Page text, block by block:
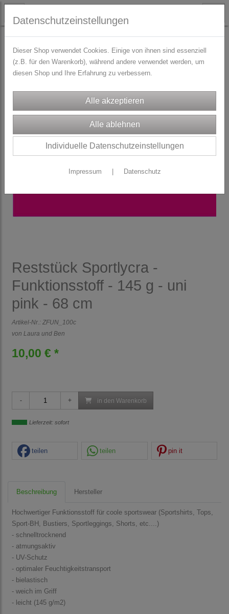
STOFFE Sportlycra / Funktionsstoff
Reststück Sportlycra -
Funktionsstoff - 145 g - uni
pink - 68 cm
Artikel-Nr.: ZFUN_100c
von Laura und Ben
10,00 € *
in den Warenkorb
Lieferzeit: sofort
teilen teilen pin it
Beschreibung Hersteller
Hochwertiger Funktionsstoff für coole sportswear (Sportshirts, Tops,
Sport-BH, Bustiers, Sportleggings, Shorts, etc....)
- schnelltrocknend
- atmungsaktiv
- UV-Schutz
- optimaler Feuchtigkeitstransport
- bielastisch
- weich im Griff
- leicht (145 g/m2)
Datenschutzeinstellungen
Dieser Shop verwendet Cookies. Einige von ihnen sind essenziell
(z.B. für den Warenkorb), während andere verwendet werden, um
diesen Shop und Ihre Erfahrung zu verbessern.
Individuelle Datenschutzeinstellungen
Impressum Datenschutz